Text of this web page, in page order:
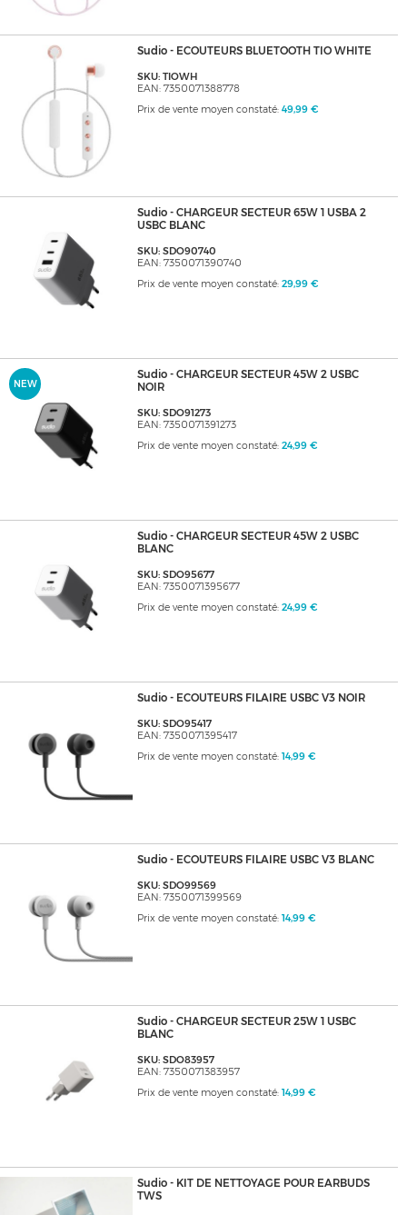
Sudio - ECOUTEURS BLUETOOTH TIO WHITE
SKU: TIOWH
EAN: 7350071388778
Prix de vente moyen constaté: 49,99 €
Sudio - CHARGEUR SECTEUR 65W 1 USBA 2
USBC BLANC
SKU: SDO90740
EAN: 7350071390740
Prix de vente moyen constaté: 29,99 €
NEW
Sudio - CHARGEUR SECTEUR 45W 2 USBC
NOIR
SKU: SDO91273
EAN: 7350071391273
Prix de vente moyen constaté: 24,99 €
Sudio - CHARGEUR SECTEUR 45W 2 USBC
BLANC
SKU: SDO95677
EAN: 7350071395677
Prix de vente moyen constaté: 24,99 €
Sudio - ECOUTEURS FILAIRE USBC V3 NOIR
SKU: SDO95417
EAN: 7350071395417
Prix de vente moyen constaté: 14,99 €
Sudio - ECOUTEURS FILAIRE USBC V3 BLANC
SKU: SDO99569
EAN: 7350071399569
Prix de vente moyen constaté: 14,99 €
Sudio - CHARGEUR SECTEUR 25W 1 USBC
BLANC
SKU: SDO83957
EAN: 7350071383957
Prix de vente moyen constaté: 14,99 €
Sudio - KIT DE NETTOYAGE POUR EARBUDS
TWS